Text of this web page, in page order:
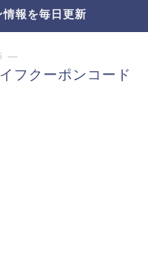
報を毎日更新
―
フクーポンコード